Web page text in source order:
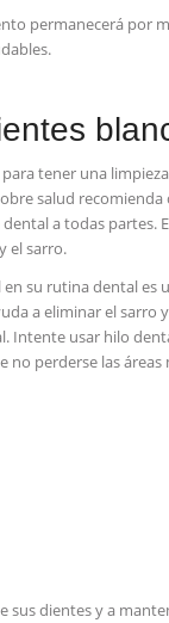
permanecerá por
para tener una
⁤salud
a⁢ todas partes.
el sarro.
su‍ rutina dental ⁢es
a eliminar el sarro
Intente usar hilo
perderse⁤ las
dientes y a